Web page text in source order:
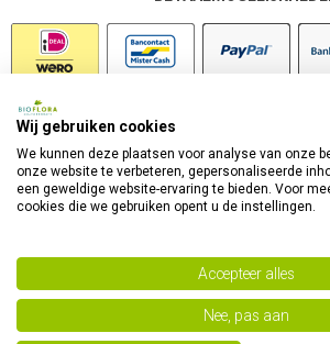
Powered by
Wij gebruiken cookies
We kunnen deze plaatsen voor analyse van onze
onze website te verbeteren, gepersonaliseerde
een geweldige website-ervaring te bieden. Voor
cookies die we gebruiken opent u de instellingen.
Accepteer alles
Nee, pas aan